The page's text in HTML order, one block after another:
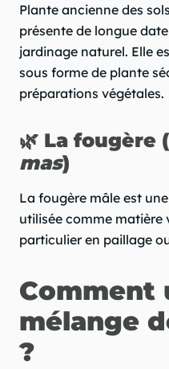
Plante ancienne des
présente de longue
jardinage naturel. Elle
sous forme de plante
préparations végétales.
🌿 La fougère (
mas)
La fougère mâle est
utilisée comme matière
particulier en paillage
Comment
mélange
?